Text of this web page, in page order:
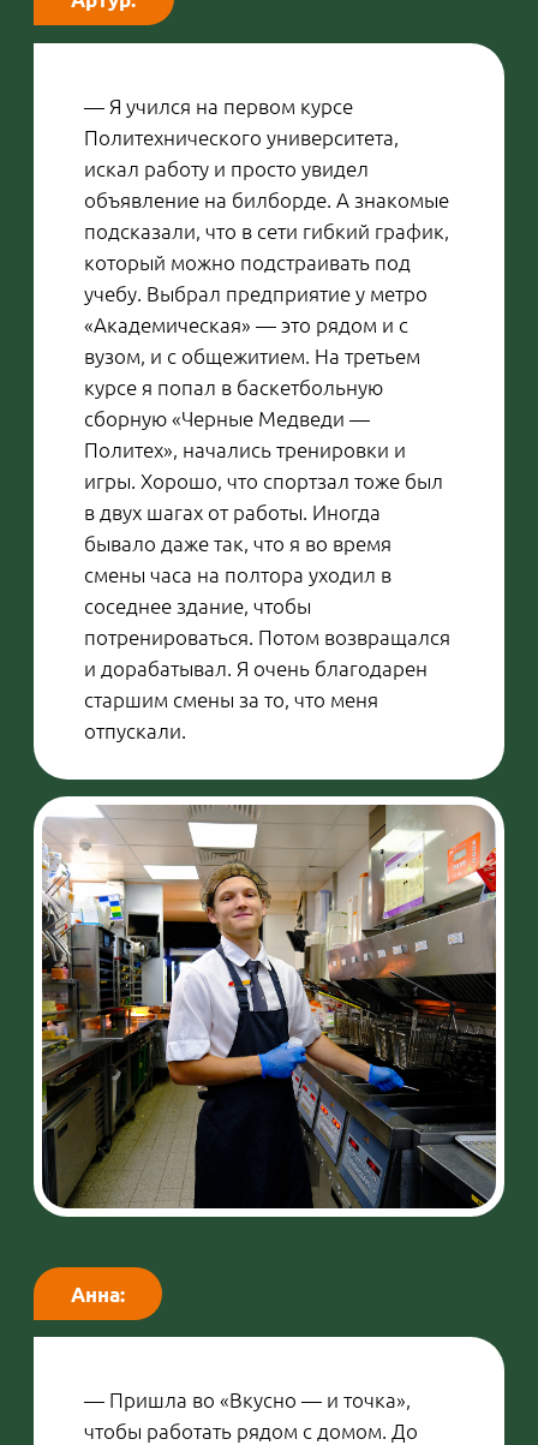
— Пришла во «Вкусно — и точка»,
чтобы работать рядом с домом. До
этого была бухгалтером в другой
с половиной часа на дорогу от
Славянки до метро «Балтийская», а
вечером еще столько же, чтобы
доехать обратно. Меня это не
устраивало, потому что я ценю свое
время.
— Решение было достаточно
спонтанным. Я просматривал
вакансии и увидел, что подхожу по
возрасту для «Вкусно — и точка»:
оказывается, здесь можно работать
уже с 15 лет. Откликнулся и остался
очень доволен. Во-первых, это
надежный работодатель, который не
уйдет внезапно «в туман», — это не
может не радовать. Во-вторых, здесь
ценят твой труд, уважают то, что ты
делаешь, и нет давящей офисной
обстановки, которая бывает в других
компаниях. Я хочу после 20 лет стать
полностью финансово независимым
от родителей, и «Вкусно — и точка» —
большой шаг в этом направлении.
Анна:
Илья: